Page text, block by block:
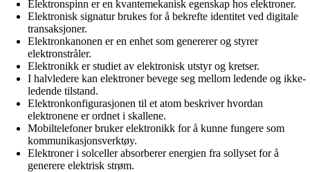
Elektronspinn er en kvantemekanisk egenskap hos elektroner.
Elektronisk signatur brukes for å bekrefte identitet ved digitale
transaksjoner.
Elektronkanonen er en enhet som genererer og styrer
elektronstråler.
Elektronikk er studiet av elektronisk utstyr og kretser.
I halvledere kan elektroner bevege seg mellom ledende og ikke-
ledende tilstand.
Elektronkonfigurasjonen til et atom beskriver hvordan
elektronene er ordnet i skallene.
Mobiltelefoner bruker elektronikk for å kunne fungere som
kommunikasjonsverktøy.
Elektroner i solceller absorberer energien fra sollyset for å
generere elektrisk strøm.